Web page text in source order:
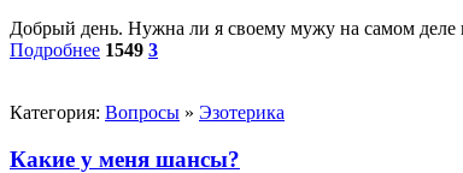
Добрый день. Нужна ли я своему мужу на самом деле
Подробнее 1549 3
Категория: Вопросы » Эзотерика
Какие у меня шансы?